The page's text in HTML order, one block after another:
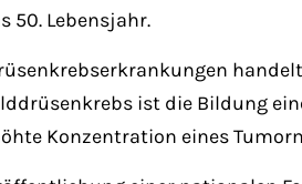
50. Lebensjahr.
ist die Bildung
Konzentration eines